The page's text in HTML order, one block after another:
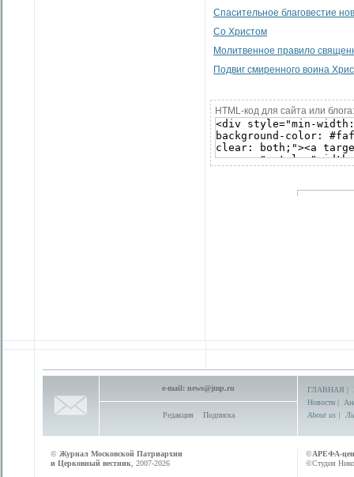
Спасительное благовестие
Со Христом
Молитвенное правило
Подвиг смиренного воина
HTML-код для сайта или блога:
e-mail: news@jmp.ru
Редакция Подписка
ГЛАВНАЯ |
Новости |
About us |
© Журнал Московской Патриархии
и Церковный вестник , 2007-2026
©АРЕФА-
©Студия